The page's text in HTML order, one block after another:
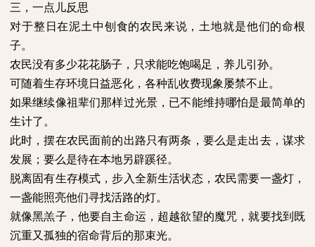
三，一点儿反思
对于整日在泥土中刨食的农民来说，土地就是他们的命根
子。
农民没有多少花花肠子，只求能吃饱喝足，养儿引孙。
可随着生存环境日益恶化，各种乱收费现象屡禁不止。
如果继续像祖辈们那样过光景，已不能维持哪怕是最简单的
生计了。
此时，摆在农民面前的出路只有两条，要么是走出去，谋求
发展；要么是待在本地另辟蹊径。
脱离固有生存模式，步入全新生活状态，农民需要一盏灯，
一盏能照亮他们寻找活路的灯。
就像黑羔子，他要自主命运，超越欲望的魔咒，就要找到既
沉重又孤独的宿命背后的那束光。